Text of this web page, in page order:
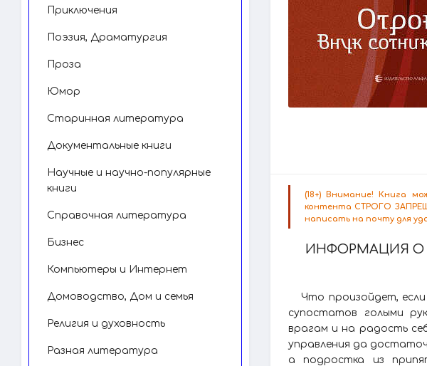
Приключения
Поэзия, Драматургия
Проза
Юмор
Старинная литература
Документальные книги
Научные и научно-популярные
книги
Справочная литература
Бизнес
Компьютеры и Интернет
Домоводство, Дом и семья
Религия и духовность
Разная литература
(18+) Внимание! Книга
контента СТРОГО
написать на почту для
ИНФОРМАЦИЯ О
Что произойдет, если
супостатов голыми
врагам и на радость
управления да
а подростка из